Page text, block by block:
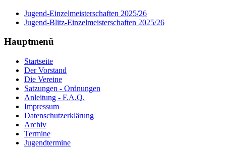
Jugend-Einzelmeisterschaften 2025/26
Jugend-Blitz-Einzelmeisterschaften 2025/26
Hauptmenü
Startseite
Der Vorstand
Die Vereine
Satzungen - Ordnungen
Anleitung - F.A.Q.
Impressum
Datenschutzerklärung
Archiv
Termine
Jugendtermine